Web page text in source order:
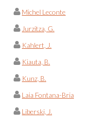
Michel Leconte
Jurzitza, G.
Kahlert, J.
Kiauta, B.
Kunz, B.
Laia Fontana-Bria
Liberski, J.